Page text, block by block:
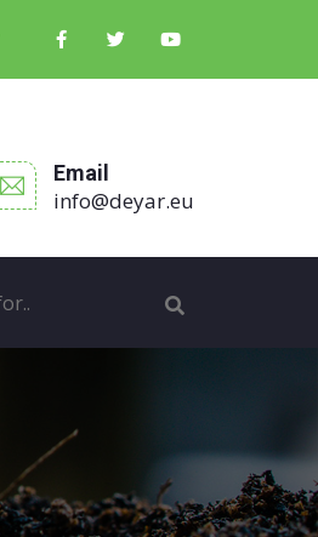
Email
info@deyar.eu